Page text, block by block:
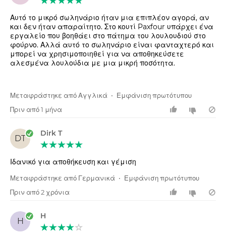
Αυτό το μικρό σωληνάριο ήταν μια επιπλέον αγορά, αν
και δεν ήταν απαραίτητο. Στο κουτί Paxfour υπάρχει ένα
εργαλείο που βοηθάει στο πάτημα του λουλουδιού στο
φούρνο. Αλλά αυτό το σωληνάριο είναι φανταχτερό και
μπορεί να χρησιμοποιηθεί για να αποθηκεύσετε
αλεσμένα λουλούδια με μια μικρή ποσότητα.
Μεταφράστηκε από Αγγλικά • Εμφάνιση πρωτότυπου
Πριν από 1 μήνα
DT
Dirk T
Ιδανικό για αποθήκευση και γέμιση
Μεταφράστηκε από Γερμανικά • Εμφάνιση πρωτότυπου
Πριν από 2 χρόνια
H
H